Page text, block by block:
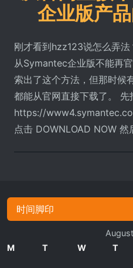
企业版产
刚才看到hzz123说怎么弄
从Symantec企业版不能再
索出了这个方法，但那时候
都能从官网直接下载了。 先
https://
点击 DOWNLOAD NOW 然
时间脚印
M
T W T